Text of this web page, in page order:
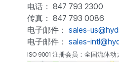
电话： 847 793 2300
传真： 847 793 0086
电子邮件： sales-
电子邮件： sales-
ISO 9001 注册会员：全国流体动